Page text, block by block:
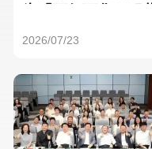
2026/07/23